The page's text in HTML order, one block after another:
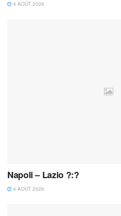
4 AOÛT 2026
Napoli – Lazio ?:?
4 AOÛT 2026